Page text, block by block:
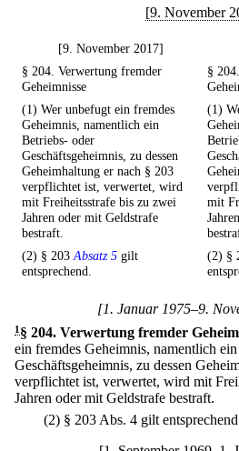
[9. November
[9. November 2017]
§ 204. Verwertung fremder
Geheimnisse
§
(1) Wer unbefugt ein fremdes
Geheimnis, namentlich ein
Betriebs- oder
Geschäftsgeheimnis, zu dessen
Geheimhaltung er nach § 203
verpflichtet ist, verwertet, wird
mit Freiheitsstrafe bis zu zwei
Jahren oder mit Geldstrafe
bestraft.
(1)
mit
(2) § 203Absatz 5 gilt
entsprechend.
(2) §
[1. Januar 1975–9.
1§ 204. Verwertung fremder
ein fremdes Geheimnis, namentlich
Geschäftsgeheimnis, zu dessen
verpflichtet ist, verwertet, wird mit
Jahren oder mit Geldstrafe bestraft.
(2) § 203 Abs. 4 gilt